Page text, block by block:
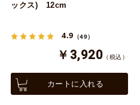
ックス) 12cm
4.9 （49）
￥3,920 （税込）
カートに入れる